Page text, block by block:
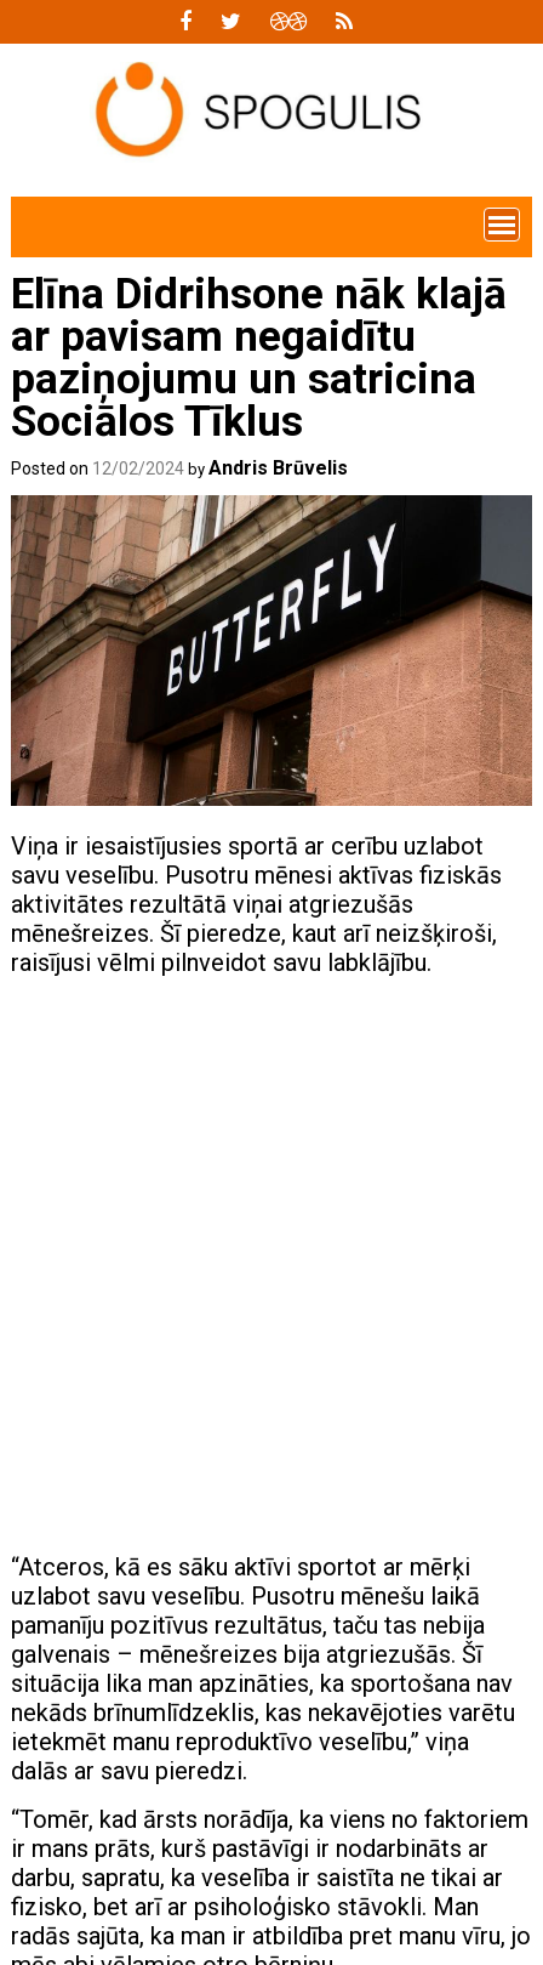
Elīna Didrihsone nāk klajā
ar pavisam negaidītu
paziņojumu un satricina
Sociālos Tīklus
Posted on 12/02/2024 byAndris Brūvelis
Viņa ir iesaistījusies sportā ar cerību uzlabot
savu veselību. Pusotru mēnesi aktīvas fiziskās
aktivitātes rezultātā viņai atgriezušās
mēnešreizes. Šī pieredze, kaut arī neizšķiroši,
raisījusi vēlmi pilnveidot savu labklājību.
“Atceros, kā es sāku aktīvi sportot ar mērķi
uzlabot savu veselību. Pusotru mēnešu laikā
pamanīju pozitīvus rezultātus, taču tas nebija
galvenais – mēnešreizes bija atgriezušās. Šī
situācija lika man apzināties, ka sportošana nav
nekāds brīnumlīdzeklis, kas nekavējoties varētu
ietekmēt manu reproduktīvo veselību,” viņa
dalās ar savu pieredzi.
“Tomēr, kad ārsts norādīja, ka viens no faktoriem
ir mans prāts, kurš pastāvīgi ir nodarbināts ar
darbu, sapratu, ka veselība ir saistīta ne tikai ar
fizisko, bet arī ar psiholoģisko stāvokli. Man
radās sajūta, ka man ir atbildība pret manu vīru, jo